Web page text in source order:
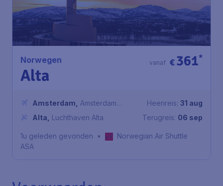
Norwegen
Alta
€361*
vanaf
Amsterdam
Amsterdam
Airport Schiphol
Alta Luchthaven Alta
Heenreis: 31 aug
Terugreis: 06 sep
1u geleden gevonden •
Norwegian Air Shuttle
ASA